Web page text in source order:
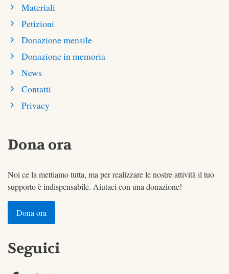
Materiali
Petizioni
Donazione mensile
Donazione in memoria
News
Contatti
Privacy
Dona ora
Noi ce la mettiamo tutta, ma per realizzare le nostre attività il tuo
supporto è indispensabile. Aiutaci con una donazione!
Dona ora
Seguici